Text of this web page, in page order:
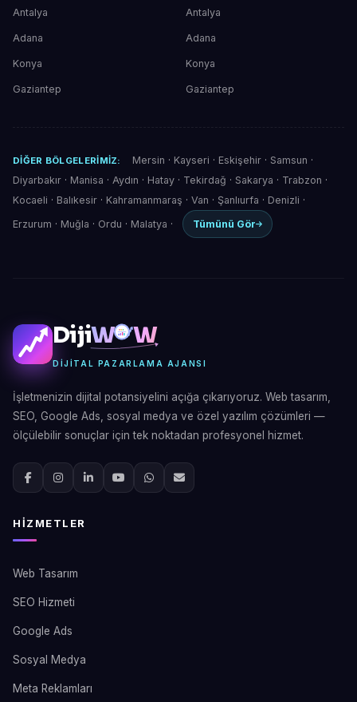
Antalya
Adana
Konya
Gaziantep
Antalya
Adana
Konya
Gaziantep
DIĞER BÖLGELERIMIZ: Mersin · Kayseri · Eskişehir· Samsun ·
Diyarbakır · Manisa · Aydın · Hatay · Tekirdağ · Sakarya · Trabzon ·
Kocaeli · Balıkesir · Kahramanmaraş · Van · Şanlıurfa · Denizli ·
Erzurum · Muğla · Ordu · Malatya · Tümünü Gör
DijiW W
DIJITAL PAZARLAMA AJANSI
İşletmenizin dijital potansiyelini açığa çıkarıyoruz. Web tasarım,
SEO, Google Ads, sosyal medya ve özel yazılım çözümleri —
ölçülebilir sonuçlar için tek noktadan profesyonel hizmet.
HIZMETLER
Web Tasarım
SEO Hizmeti
Google Ads
Sosyal Medya
Meta Reklamları